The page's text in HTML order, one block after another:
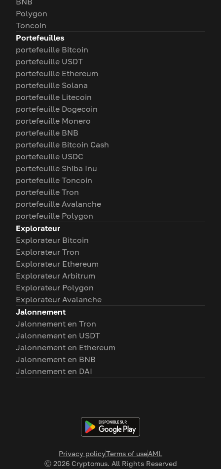
Privacy policyTerms of useAML
Ⓒ 2026Cryptomus. All Rights Reserved
Polygon
Toncoin
Portefeuilles
portefeuille Bitcoin
portefeuille USDT
portefeuille Ethereum
portefeuille Solana
portefeuille Litecoin
portefeuille Dogecoin
portefeuille Monero
portefeuille BNB
portefeuille Bitcoin Cash
portefeuille USDC
portefeuille Shiba Inu
portefeuille Toncoin
portefeuille Tron
portefeuille Avalanche
portefeuille Polygon
Explorateur
Explorateur Bitcoin
Explorateur Tron
Explorateur Ethereum
Explorateur Arbitrum
Explorateur Polygon
Explorateur Avalanche
Jalonnement
Jalonnement en Tron
Jalonnement en USDT
Jalonnement en Ethereum
Jalonnement en BNB
Jalonnement en DAI